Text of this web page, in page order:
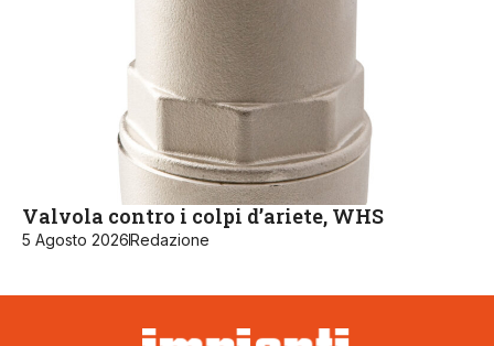
Valvola contro i colpi d’ariete, WHS
5 Agosto 2026Redazione